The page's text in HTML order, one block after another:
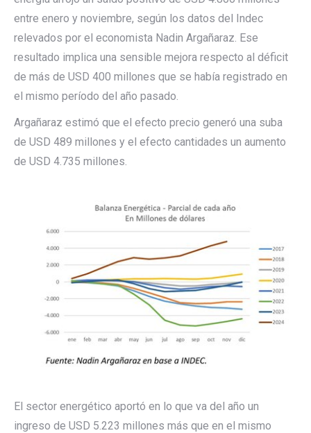
entre enero y noviembre, según los datos del Indec
relevados por el economista Nadin Argañaraz. Ese
resultado implica una sensible mejora respecto al déficit
de más de USD 400 millones que se había registrado en
el mismo período del año pasado.
Argañaraz estimó que el efecto precio generó una suba
de USD 489 millones y el efecto cantidades un aumento
de USD 4.735 millones.
El sector energético aportó en lo que va del año un
ingreso de USD 5.223 millones más que en el mismo